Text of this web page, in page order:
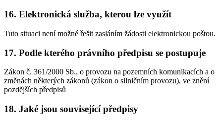
16. Elektronická služba, kterou lze využít
Tuto situaci není možné řešit zasláním žádosti elektronickou poštou.
17. Podle kterého právního předpisu se postupuje
Zákon č. 361/2000 Sb., o provozu na pozemních komunikacích a o
změnách některých zákonů (zákon o silničním provozu), ve znění
pozdějších předpisů
18. Jaké jsou související předpisy